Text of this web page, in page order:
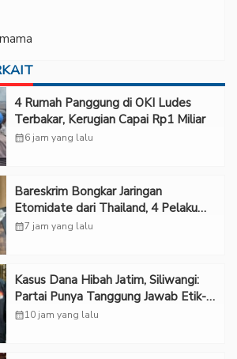
‎4 Rumah Panggung di OKI Ludes
Terbakar, Kerugian Capai Rp1 Miliar
calendar_month6 jam yang lalu
Bareskrim Bongkar Jaringan
Etomidate dari Thailand, 4 Pelaku
Ditangkap
calendar_month7 jam yang lalu
Kasus Dana Hibah Jatim, Siliwangi:
Partai Punya Tanggung Jawab Etik-
Politik
calendar_month10 jam yang lalu